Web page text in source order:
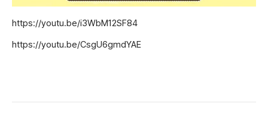
https://youtu.be/i3WbM12SF84
https://youtu.be/CsgU6gmdYAE